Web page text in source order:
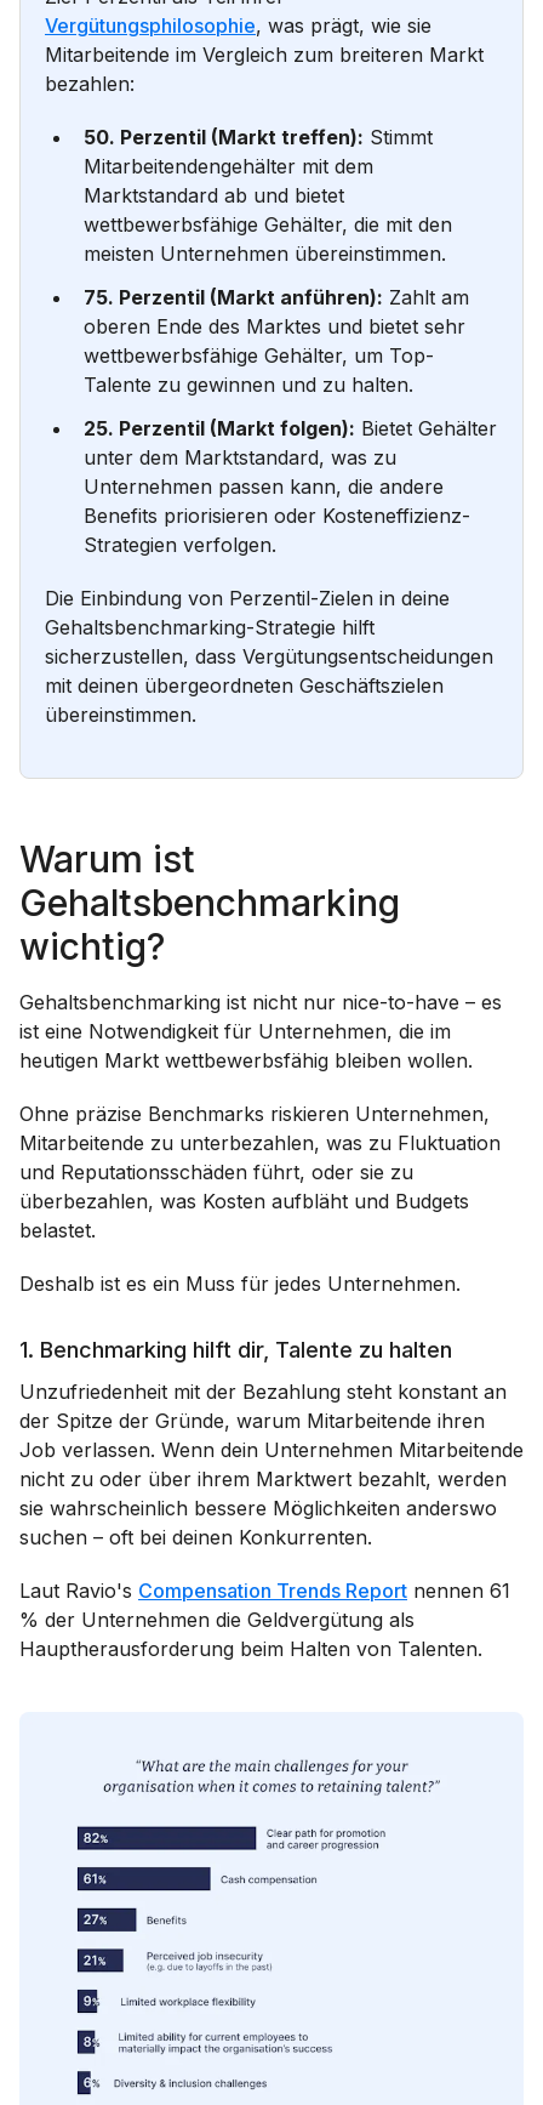
Vergütungsphilosophie, was prägt, wie sie
Mitarbeitende im Vergleich zum breiteren Markt
bezahlen:
50. Perzentil (Markt treffen): Stimmt
Mitarbeitendengehälter mit dem
Marktstandard ab und bietet
wettbewerbsfähige Gehälter, die mit den
meisten Unternehmen übereinstimmen.
75. Perzentil (Markt anführen): Zahlt am
oberen Ende des Marktes und bietet sehr
wettbewerbsfähige Gehälter, um Top-
Talente zu gewinnen und zu halten.
25. Perzentil (Markt folgen): Bietet Gehälter
unter dem Marktstandard, was zu
Unternehmen passen kann, die andere
Benefits priorisieren oder Kosteneffizienz-
Strategien verfolgen.
Die Einbindung von Perzentil-Zielen in deine
Gehaltsbenchmarking-Strategie hilft
sicherzustellen, dass Vergütungsentscheidungen
mit deinen übergeordneten Geschäftszielen
übereinstimmen.
Warum ist
Gehaltsbenchmarking
wichtig?
Gehaltsbenchmarking ist nicht nur nice-to-have – es
ist eine Notwendigkeit für Unternehmen, die im
heutigen Markt wettbewerbsfähig bleiben wollen.
Ohne präzise Benchmarks riskieren Unternehmen,
Mitarbeitende zu unterbezahlen, was zu Fluktuation
und Reputationsschäden führt, oder sie zu
überbezahlen, was Kosten aufbläht und Budgets
belastet.
Deshalb ist es ein Muss für jedes Unternehmen.
1. Benchmarking hilft dir, Talente zu halten
Unzufriedenheit mit der Bezahlung steht konstant an
der Spitze der Gründe, warum Mitarbeitende ihren
Job verlassen. Wenn dein Unternehmen Mitarbeitende
nicht zu oder über ihrem Marktwert bezahlt, werden
sie wahrscheinlich bessere Möglichkeiten anderswo
suchen – oft bei deinen Konkurrenten.
Laut Ravio's Compensation Trends Report nennen 61
% der Unternehmen die Geldvergütung als
Hauptherausforderung beim Halten von Talenten.